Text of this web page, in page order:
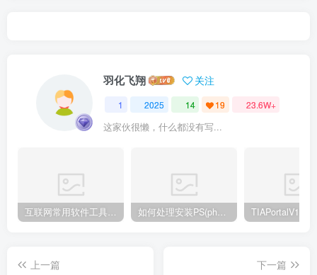
羽化飞翔 关注
1 2025 14 19 23.6W+
这家伙很懒，什么都没有写...
上一篇
下一篇